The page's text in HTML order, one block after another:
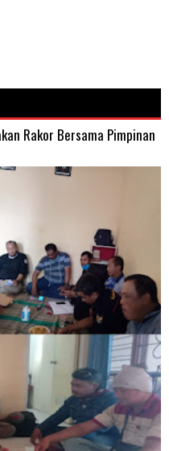
Rakor Bersama Pimpinan